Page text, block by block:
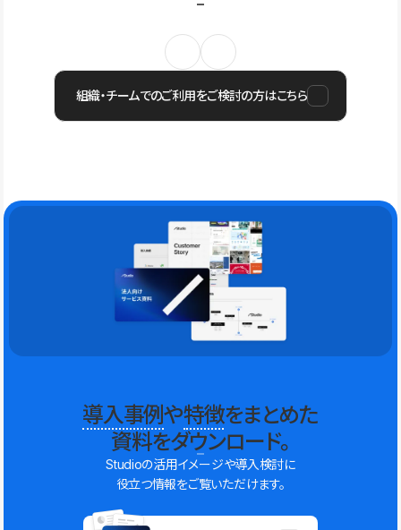
組織・チームでのご利用をご検討の方はこちら
導入事例や特徴をまとめた
資料をダウンロード。
Studioの活用イメージや導入検討に
役立つ情報をご覧いただけます。